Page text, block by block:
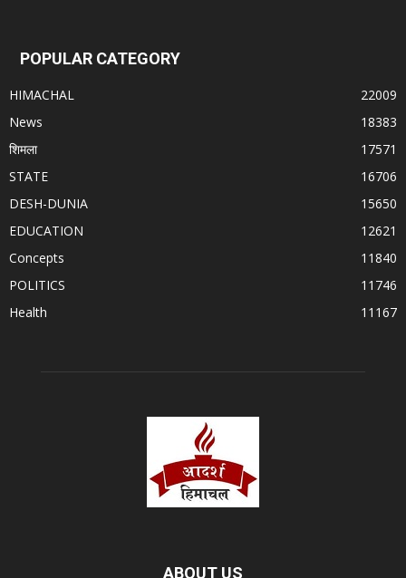
POPULAR CATEGORY
HIMACHAL
22009
News
18383
शिमला
17571
STATE
16706
DESH-DUNIA
15650
EDUCATION
12621
Concepts
11840
POLITICS
11746
Health
11167
ABOUT US